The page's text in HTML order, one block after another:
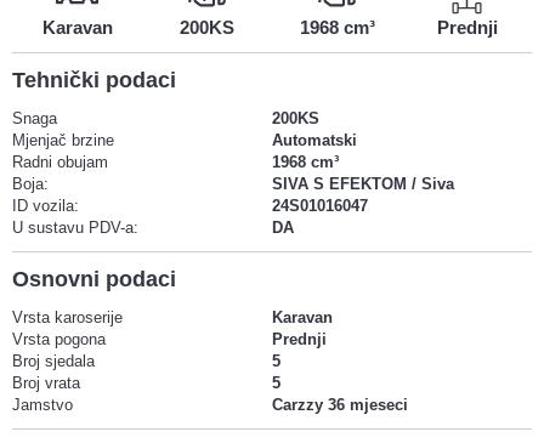
Karavan 200KS 1968 cm³ Prednji
Tehnički podaci
Snaga
200KS
Mjenjač brzine
Automatski
Radni obujam
1968 cm³
Boja:
SIVA S EFEKTOM / Siva
ID vozila:
24S01016047
U sustavu PDV-a:
DA
Osnovni podaci
Vrsta karoserije
Karavan
Vrsta pogona
Prednji
Broj sjedala
5
Broj vrata
5
Jamstvo
Carzzy 36 mjeseci